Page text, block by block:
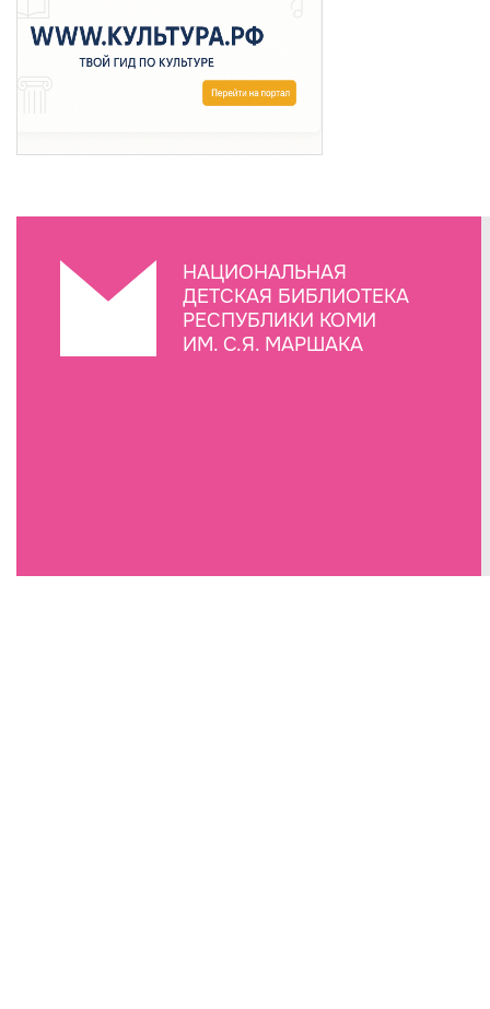
НАЦИОНАЛЬНАЯ
ДЕТСКАЯ БИБЛИОТЕКА
РЕСПУБЛИКИ КОМИ
ИМ. С.Я. МАРШАКА